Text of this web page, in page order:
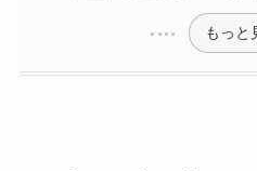
もっと